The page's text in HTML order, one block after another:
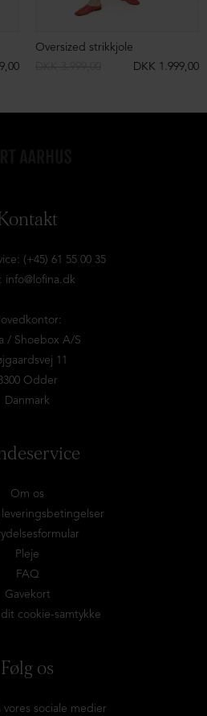
Oversized strikkjole
DKK 1.999,00
(+45) 61 55 00 35
info@lofina.dk
/ Shoebox A/S
11
Odder
Danmark
Om os
leveringsbetingelser
Pleje
FAQ
Gavekort
cookie-samtykke
Følg os
vores sociale medier